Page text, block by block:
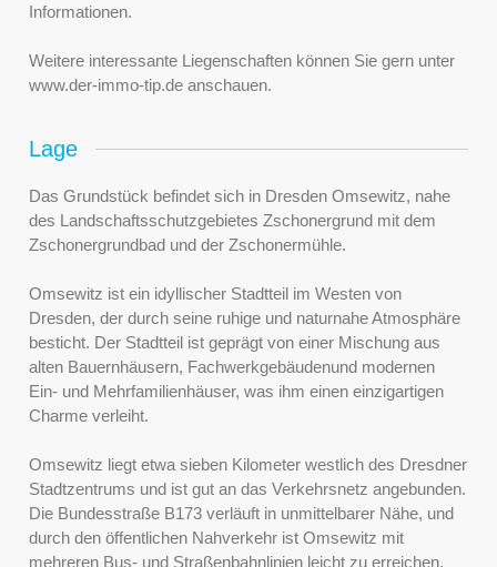
Informationen.
Weitere interessante Liegenschaften können Sie gern unter
www.der-immo-tip.de anschauen.
Lage
Das Grundstück befindet sich in Dresden Omsewitz, nahe
des Landschaftsschutzgebietes Zschonergrund mit dem
Zschonergrundbad und der Zschonermühle.
Omsewitz ist ein idyllischer Stadtteil im Westen von
Dresden, der durch seine ruhige und naturnahe Atmosphäre
besticht. Der Stadtteil ist geprägt von einer Mischung aus
alten Bauernhäusern, Fachwerkgebäudenund modernen
Ein- und Mehrfamilienhäuser, was ihm einen einzigartigen
Charme verleiht.
Omsewitz liegt etwa sieben Kilometer westlich des Dresdner
Stadtzentrums und ist gut an das Verkehrsnetz angebunden.
Die Bundesstraße B173 verläuft in unmittelbarer Nähe, und
durch den öffentlichen Nahverkehr ist Omsewitz mit
mehreren Bus- und Straßenbahnlinien leicht zu erreichen.